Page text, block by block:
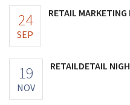
24
SEP
RETAIL
19
NOV
RETAILDETAIL